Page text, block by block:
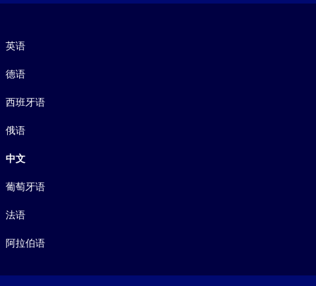
英语
德语
西班牙语
俄语
中文
葡萄牙语
法语
阿拉伯语